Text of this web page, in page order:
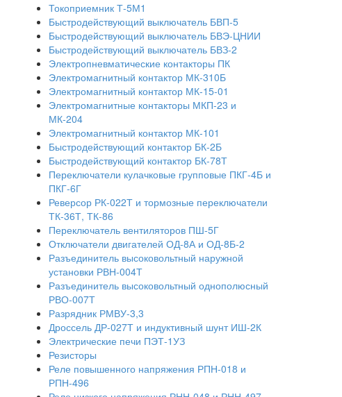
Токоприемник Т-5М1
Быстродействующий выключатель БВП-5
Быстродействующий выключатель БВЭ-ЦНИИ
Быстродействующий выключатель БВЗ-2
Электропневматические контакторы ПК
Электромагнитный контактор МК-310Б
Электромагнитный контактор МК-15-01
Электромагнитные контакторы МКП-23 и
МК-204
Электромагнитный контактор МК-101
Быстродействующий контактор БК-2Б
Быстродействующий контактор БК-78Т
Переключатели кулачковые групповые ПКГ-4Б и
ПКГ-6Г
Реверсор РК-022Т и тормозные переключатели
ТК-36Т, ТК-86
Переключатель вентиляторов ПШ-5Г
Отключатели двигателей ОД-8А и ОД-8Б-2
Разъединитель высоковольтный наружной
установки РВН-004Т
Разъединитель высоковольтный однополюсный
РВО-007Т
Разрядник РМВУ-3,3
Дроссель ДР-027Т и индуктивный шунт ИШ-2К
Электрические печи ПЭТ-1УЗ
Резисторы
Реле повышенного напряжения РПН-018 и
РПН-496